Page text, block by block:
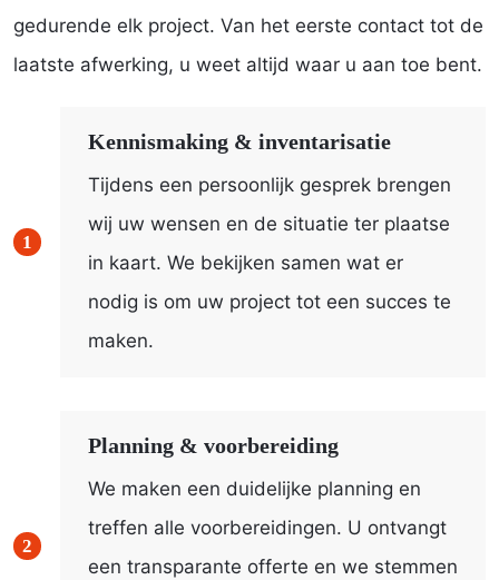
gedurende elk project. Van het eerste contact tot de
laatste afwerking, u weet altijd waar u aan toe bent.
Kennismaking & inventarisatie
Tijdens een persoonlijk gesprek brengen
wij uw wensen en de situatie ter plaatse
in kaart. We bekijken samen wat er
nodig is om uw project tot een succes te
maken.
Planning & voorbereiding
We maken een duidelijke planning en
treffen alle voorbereidingen. U ontvangt
een transparante offerte en we stemmen